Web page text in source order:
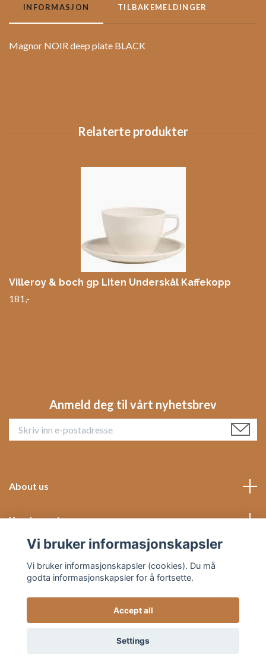
INFORMASJON TILBAKEMELDINGER
Magnor NOIR deep plate BLACK
Villeroy & boch gp Liten Underskål Kaffekopp
181,-
Anmeld deg til vårt nyhetsbrev
About us
Kundeservice
© 2026 Hjemish
Vi bruker informasjonskapsler
Vi bruker informasjonskapsler (cookies). Du må
godta informasjonskapsler for å fortsette.
Accept all
Settings